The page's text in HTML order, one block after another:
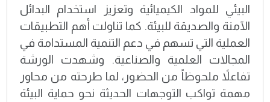
البيئي للمواد الكيميائية وتعزيز استخدام البدائل
الآمنة والصديقة للبيئة. كما تناولت أهم التطبيقات
العملية التي تسهم في دعم التنمية المستدامة في
المجالات العلمية والصناعية. وشهدت الورشة
تفاعلاً ملحوظاً من الحضور، لما طرحته من محاور
مهمة تواكب التوجهات الحديثة نحو حماية البيئة